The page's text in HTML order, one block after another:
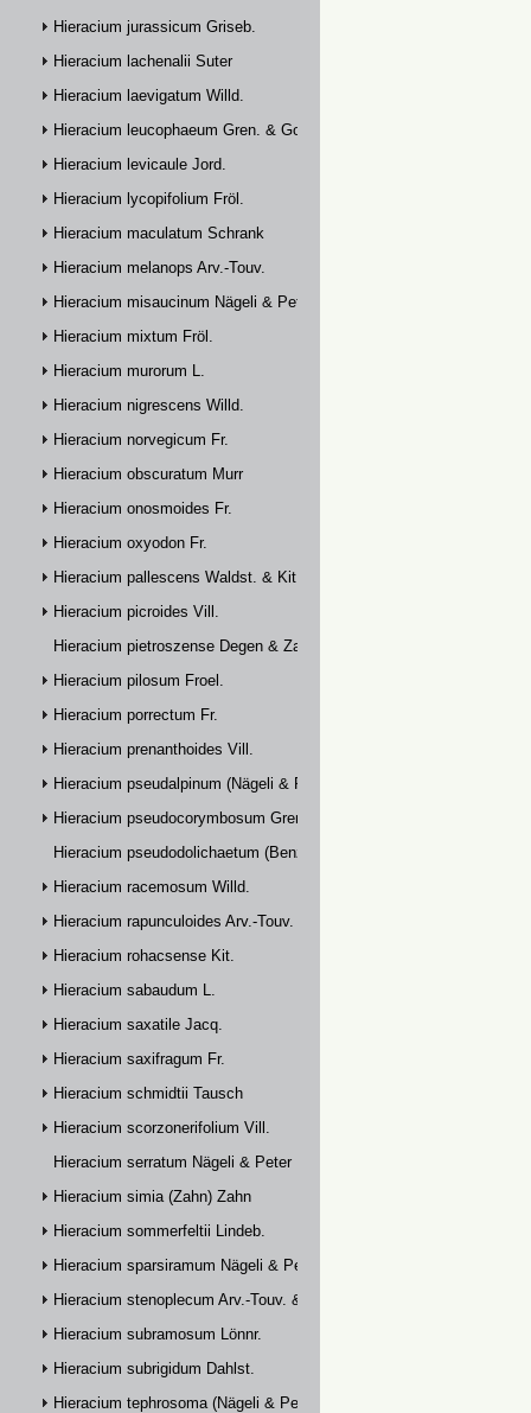
Hieracium jurassicum Griseb.
Hieracium lachenalii Suter
Hieracium laevigatum Willd.
Hieracium leucophaeum Gren. & Godr.
Hieracium levicaule Jord.
Hieracium lycopifolium Fröl.
Hieracium maculatum Schrank
Hieracium melanops Arv.-Touv.
Hieracium misaucinum Nägeli & Peter
Hieracium mixtum Fröl.
Hieracium murorum L.
Hieracium nigrescens Willd.
Hieracium norvegicum Fr.
Hieracium obscuratum Murr
Hieracium onosmoides Fr.
Hieracium oxyodon Fr.
Hieracium pallescens Waldst. & Kit.
Hieracium picroides Vill.
Hieracium pietroszense Degen & Zahn
Hieracium pilosum Froel.
Hieracium porrectum Fr.
Hieracium prenanthoides Vill.
Hieracium pseudalpinum (Nägeli & Peter) Prain
Hieracium pseudocorymbosum Gremli
Hieracium pseudodolichaetum (Benz & Zahn) Zahn
Hieracium racemosum Willd.
Hieracium rapunculoides Arv.-Touv.
Hieracium rohacsense Kit.
Hieracium sabaudum L.
Hieracium saxatile Jacq.
Hieracium saxifragum Fr.
Hieracium schmidtii Tausch
Hieracium scorzonerifolium Vill.
Hieracium serratum Nägeli & Peter
Hieracium simia (Zahn) Zahn
Hieracium sommerfeltii Lindeb.
Hieracium sparsiramum Nägeli & Peter
Hieracium stenoplecum Arv.-Touv. & Huter
Hieracium subramosum Lönnr.
Hieracium subrigidum Dahlst.
Hieracium tephrosoma (Nägeli & Peter) Zahn